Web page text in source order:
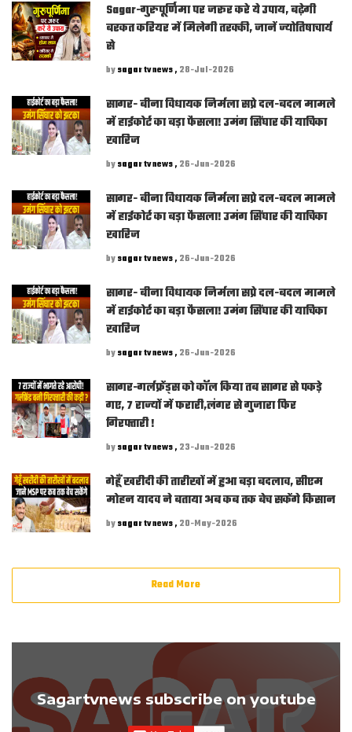
Sagar-गुरुपूर्णिमा पर जरूर करे ये उपाय, बढ़ेगी
बरकत करियर में मिलेगी तरक्की, जानें ज्योतिषाचार्य
से
bysagar tv news , 28-Jul-2026
सागर- बीना विधायक निर्मला सप्रे दल-बदल मामले
में हाईकोर्ट का बड़ा फैसला! उमंग सिंघार की याचिका
खारिज
bysagar tv news , 26-Jun-2026
सागर- बीना विधायक निर्मला सप्रे दल-बदल मामले
में हाईकोर्ट का बड़ा फैसला! उमंग सिंघार की याचिका
खारिज
bysagar tv news , 26-Jun-2026
सागर- बीना विधायक निर्मला सप्रे दल-बदल मामले
में हाईकोर्ट का बड़ा फैसला! उमंग सिंघार की याचिका
खारिज
bysagar tv news , 26-Jun-2026
सागर-गर्लफ्रेंड्स को कॉल किया तब सागर से पकड़े
गए, 7 राज्यों में फरारी,लंगर से गुजारा फिर
गिरफ्तारी !
bysagar tv news , 23-Jun-2026
गेहूँ खरीदी की तारीखों में हुआ बड़ा बदलाव, सीएम
मोहन यादव ने बताया अब कब तक बेच सकेंगे किसान
bysagar tv news , 20-May-2026
Read More
Sagartvnews subscribe on youtube